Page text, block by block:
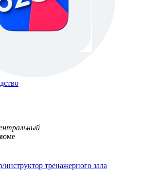
инструктор тренажерного зала